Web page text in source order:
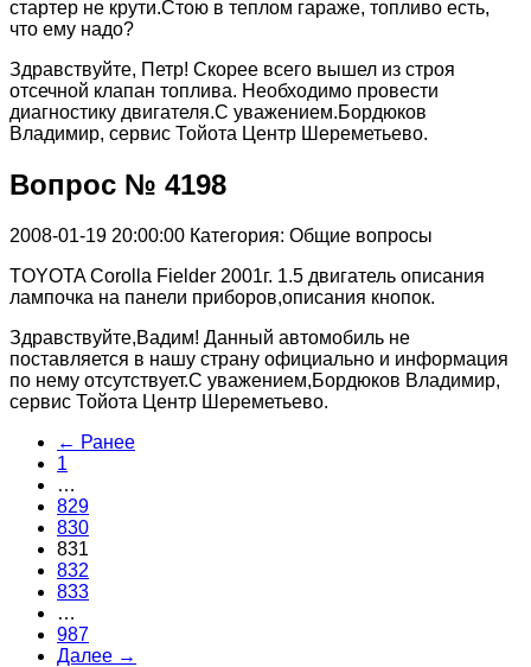
стартер не крути.Стою в теплом гараже, топливо есть,
что ему надо?
Здравствуйте, Петр! Скорее всего вышел из строя
отсечной клапан топлива. Необходимо провести
диагностику двигателя.С уважением.Бордюков
Владимир, сервис Тойота Центр Шереметьево.
Вопрос № 4198
2008-01-19 20:00:00 Категория: Общие вопросы
TOYOTA Corolla Fielder 2001г. 1.5 двигатель описания
лампочка на панели приборов,описания кнопок.
Здравствуйте,Вадим! Данный автомобиль не
поставляется в нашу страну официально и информация
по нему отсутствует.С уважением,Бордюков Владимир,
сервис Тойота Центр Шереметьево.
← Ранее
1
…
829
830
831
832
833
…
987
Далее →